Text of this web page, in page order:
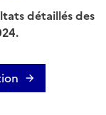
détaillés des